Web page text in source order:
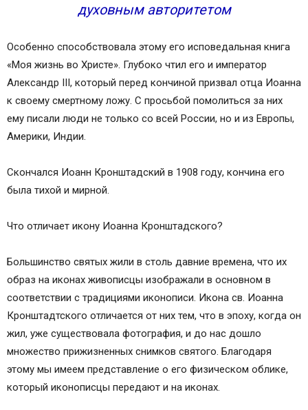
духовным авторитетом
Особенно способствовала этому его исповедальная книга
«Моя жизнь во Христе». Глубоко чтил его и император
Александр III, который перед кончиной призвал отца Иоанна
к своему смертному ложу. С просьбой помолиться за них
ему писали люди не только со всей России, но и из Европы,
Америки, Индии.
Скончался Иоанн Кронштадский в 1908 году, кончина его
была тихой и мирной.
Что отличает икону Иоанна Кронштадского?
Большинство святых жили в столь давние времена, что их
образ на иконах живописцы изображали в основном в
соответствии с традициями иконописи. Икона св. Иоанна
Кронштадтского отличается от них тем, что в эпоху, когда он
жил, уже существовала фотография, и до нас дошло
множество прижизненных снимков святого. Благодаря
этому мы имеем представление о его физическом облике,
который иконописцы передают и на иконах.